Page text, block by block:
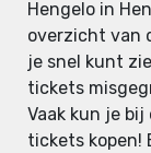
Hengelo in
overzicht van
je snel kunt
tickets
Vaak kun je
tickets kopen!